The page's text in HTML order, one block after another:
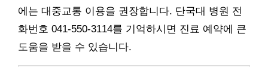
에는 대중교통 이용을 권장합니다. 단국대 병원 전
화번호 041-550-3114를 기억하시면 진료 예약에 큰
도움을 받을 수 있습니다.